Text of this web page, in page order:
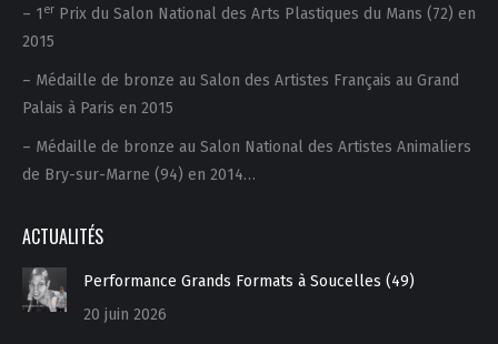
– 1 er Prix du Salon National des Arts Plastiques du Mans (72) en
2015
– Médaille de bronze au Salon des Artistes Français au Grand
Palais à Paris en 2015
– Médaille de bronze au Salon National des Artistes Animaliers
de Bry-sur-Marne (94) en 2014…
ACTUALITÉS
Performance Grands Formats à Soucelles (49)
20 juin 2026